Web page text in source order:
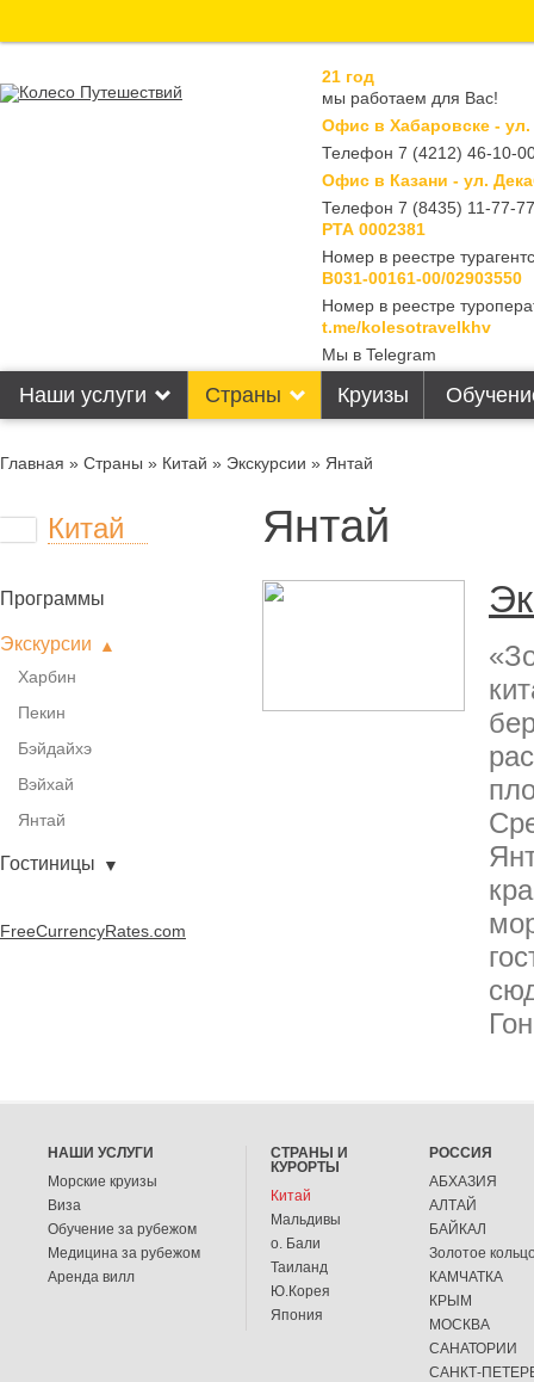
21 год
мы работаем для Вас!
Офис в Хабаровске - ул.
Телефон 7 (4212) 46-10-
Офис в Казани - ул.
Телефон 7 (8435) 11-77-77
РТА 0002381
Номер в реестре
В031-00161-00/02903550
Номер в реестре
t.me/kolesotravelkhv
Мы в Telegram
Наши услуги Страны Круизы
Главная » Страны » Китай » Экскурсии » Янтай
Китай
Программы
Экскурсии
Харбин
Пекин
Бэйдайхэ
Вэйхай
Янтай
Гостиницы
FreeCurrencyRates.com
Янтай
НАШИ УСЛУГИ
Морские круизы
Виза
Обучение за рубежом
Медицина за рубежом
Аренда вилл
СТРАНЫ И
КУРОРТЫ
Китай
Мальдивы
о. Бали
Таиланд
Ю.Корея
Япония
РОССИЯ
АБХАЗИЯ
АЛТАЙ
БАЙКАЛ
Золотое
КАМЧАТКА
КРЫМ
МОСКВА
САНАТОРИИ
САНКТ-